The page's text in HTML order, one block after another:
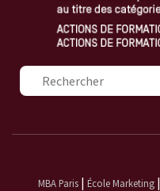
MBA Paris| École Marketing|